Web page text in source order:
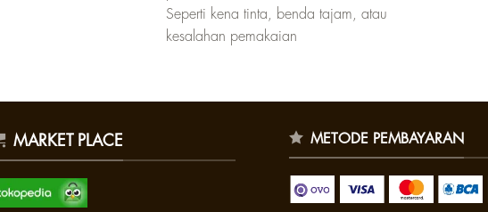
Seperti kena tinta, benda tajam, atau
kesalahan pemakaian
MARKET PLACE METODE PEMBAYARAN